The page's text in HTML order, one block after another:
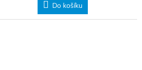
Do košíku